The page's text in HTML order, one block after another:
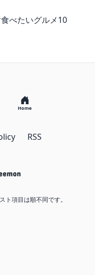
べたいグルメ10
Home
RSS
ト項目は順不同です。